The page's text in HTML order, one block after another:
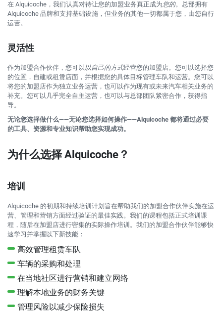
在 Alquicoche，我们认真对待让您的加盟业务真正成为您的。 总部拥有
Alquicoche 品牌和支持基础设施，但业务的其他一切都属于您，由您自行
运营。
灵活性
作为加盟合作伙伴，您可以以自己的方式经营您的加盟店。您可以选择您
的位置，自建或租赁店面，并根据您的具体目标管理车队和运营。您可以
将您的加盟店作为独立业务运营，也可以作为现有或未来汽车相关业务的
补充。您可以几乎完全自主运营，也可以与总部团队紧密合作，获得指
导。
无论您选择做什么——无论您选择如何操作——Alquicoche 都将通过必要
的工具、资源和专业知识帮助您实现成功。
为什么选择 Alquicoche？
培训
Alquicoche 的初期和持续培训计划旨在帮助我们的加盟合作伙伴实施在运
营、管理和营销方面经过验证的最佳实践。我们的课程包括正式培训课
程，随后在加盟店进行密集的实际操作培训。我们的加盟合作伙伴能够快
速学习并掌握以下新技能：
高效管理租赁车队
车辆的采购和处理
在当地社区进行营销和建立网络
理解本地业务的财务关键
管理风险以减少保险损失